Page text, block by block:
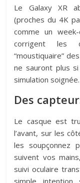
Le Galaxy XR
(proches du 4K
comme un
corrigent les
“moustiquaire”
ne sauront plus
simulation soignée.
Des
Le casque est
l’avant, sur les
les soupçonnez
suivent vos
suivi oculaire